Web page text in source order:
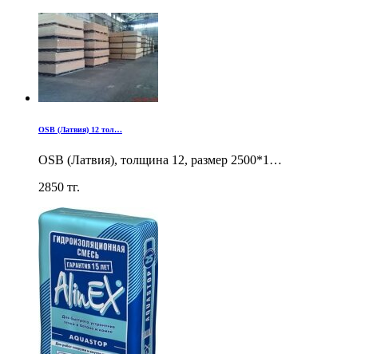
OSB (Латвия) 12 тол…
OSB (Латвия), толщина 12, размер 2500*1…
2850 тг.